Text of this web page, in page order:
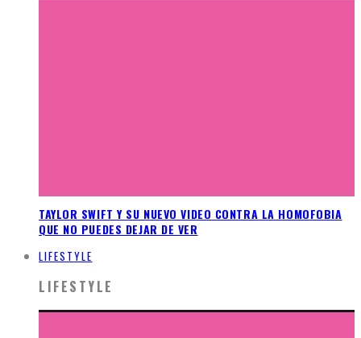
TAYLOR SWIFT Y SU NUEVO VIDEO CONTRA LA HOMOFOBIA
QUE NO PUEDES DEJAR DE VER
LIFESTYLE
LIFESTYLE